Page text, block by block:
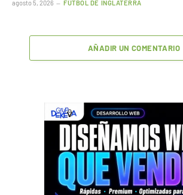
agosto 5, 2026 FÚTBOL DE INGLATERRA
AÑADIR UN COMENTARIO